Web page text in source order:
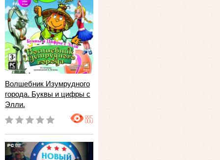
Волшебник Изумрудного
города. Буквы и цифры с
Элли.
885